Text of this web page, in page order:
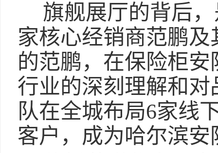
旗舰展厅的背后
家核心经销商范鹏
的范鹏，在保险柜
行业的深刻理解和
队在全城布局6家线
客户，成为哈尔滨